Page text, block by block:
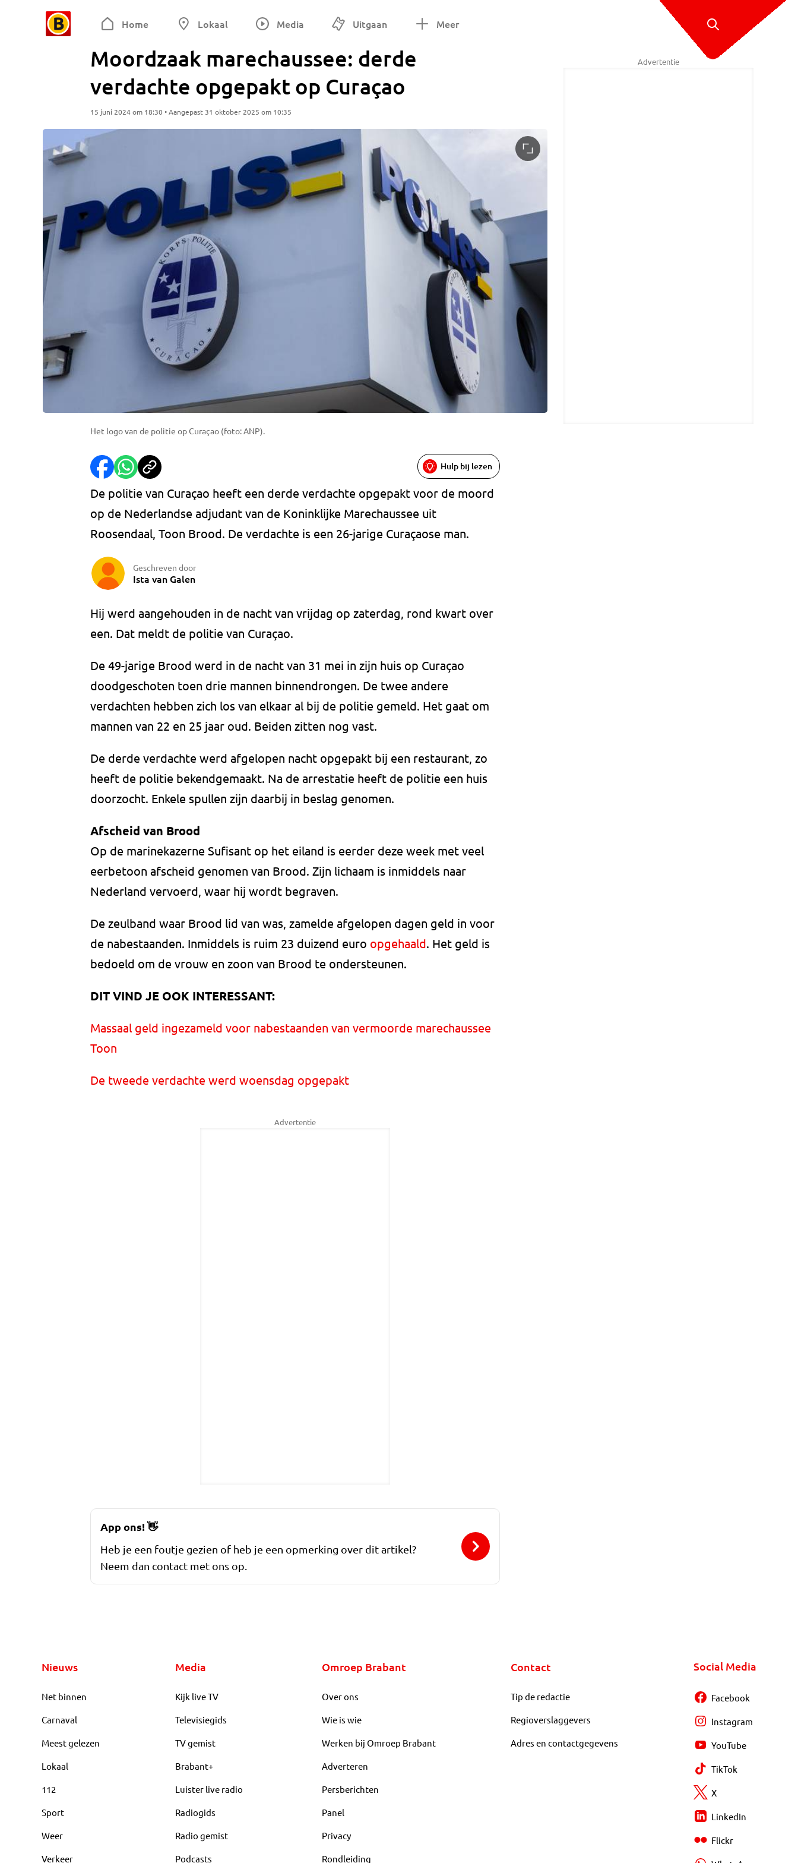
Home Lokaal Media Uitgaan Meer
Moordzaak marechaussee: derde
verdachte opgepakt op Curaçao
15 juni 2024 om 18:30 • Aangepast 31 oktober 2025 om 10:35
Het logo van de politie op Curaçao (foto: ANP).
Hulp bij lezen
De politie van Curaçao heeft een derde verdachte opgepakt voor de moord
op de Nederlandse adjudant van de Koninklijke Marechaussee uit
Roosendaal, Toon Brood. De verdachte is een 26-jarige Curaçaose man.
Geschreven door
Ista van Galen
Hij werd aangehouden in de nacht van vrijdag op zaterdag, rond kwart over
een. Dat meldt de politie van Curaçao.
De 49-jarige Brood werd in de nacht van 31 mei in zijn huis op Curaçao
doodgeschoten toen drie mannen binnendrongen. De twee andere
verdachten hebben zich los van elkaar al bij de politie gemeld. Het gaat om
mannen van 22 en 25 jaar oud. Beiden zitten nog vast.
De derde verdachte werd afgelopen nacht opgepakt bij een restaurant, zo
heeft de politie bekendgemaakt. Na de arrestatie heeft de politie een huis
doorzocht. Enkele spullen zijn daarbij in beslag genomen.
Afscheid van Brood
Op de marinekazerne Sufisant op het eiland is eerder deze week met veel
eerbetoon afscheid genomen van Brood. Zijn lichaam is inmiddels naar
Nederland vervoerd, waar hij wordt begraven.
De zeulband waar Brood lid van was, zamelde afgelopen dagen geld in voor
de nabestaanden. Inmiddels is ruim 23 duizend euro opgehaald. Het geld is
bedoeld om de vrouw en zoon van Brood te ondersteunen.
DIT VIND JE OOK INTERESSANT:
Massaal geld ingezameld voor nabestaanden van vermoorde marechaussee
Toon
De tweede verdachte werd woensdag opgepakt
Advertentie
Advertentie
App ons!👋
Heb je een foutje gezien of heb je een opmerking over dit artikel?
Neem dan contact met ons op.
Nieuws
Net binnen
Carnaval
Meest gelezen
Lokaal
112
Sport
Weer
Verkeer
Media
Kijk live TV
Televisiegids
TV gemist
Brabant+
Luister live radio
Radiogids
Radio gemist
Podcasts
Omroep Brabant
Over ons
Wie is wie
Werken bij Omroep Brabant
Adverteren
Persberichten
Panel
Privacy
Rondleiding
Contact
Tip de redactie
Regioverslaggevers
Adres en contactgegevens
Social Media
Facebook
Instagram
YouTube
TikTok
X
LinkedIn
Flickr